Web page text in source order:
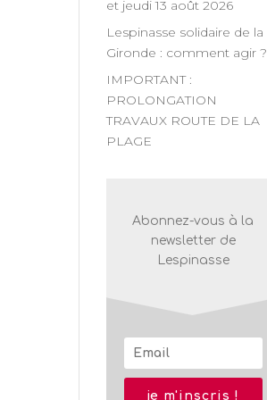
et jeudi 13 août 2026
Lespinasse solidaire de la
Gironde : comment agir ?
IMPORTANT :
PROLONGATION
TRAVAUX ROUTE DE LA
PLAGE
Abonnez-vous à la
newsletter de
Lespinasse
je m'inscris !